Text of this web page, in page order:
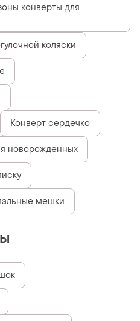
конверты для
коляски
Конверт сердечко
новорожденных
мешки